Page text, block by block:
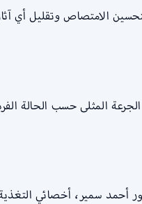
الامتصاص وتقليل أي
المثلى حسب الحالة
سمير، أخصائي